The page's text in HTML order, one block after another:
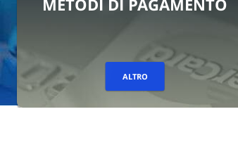
ATTIVITÀ DI
ALTRO